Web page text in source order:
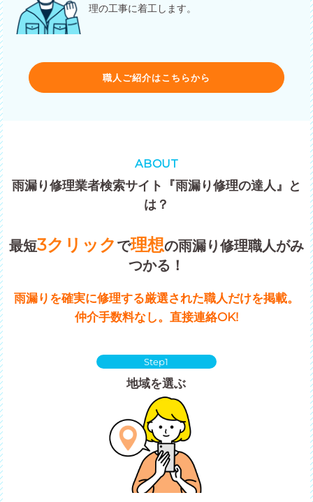
理の工事に着工します。
職人ご紹介はこちらから
雨漏り修理業者検索サイト『雨漏り修理の達人』と
は？
ABOUT
最短3クリック で理想の雨漏り修理職人がみ
つかる！
雨漏りを確実に修理する厳選された職人だけを掲載。
仲介手数料なし。直接連絡OK!
Step1
地域を選ぶ